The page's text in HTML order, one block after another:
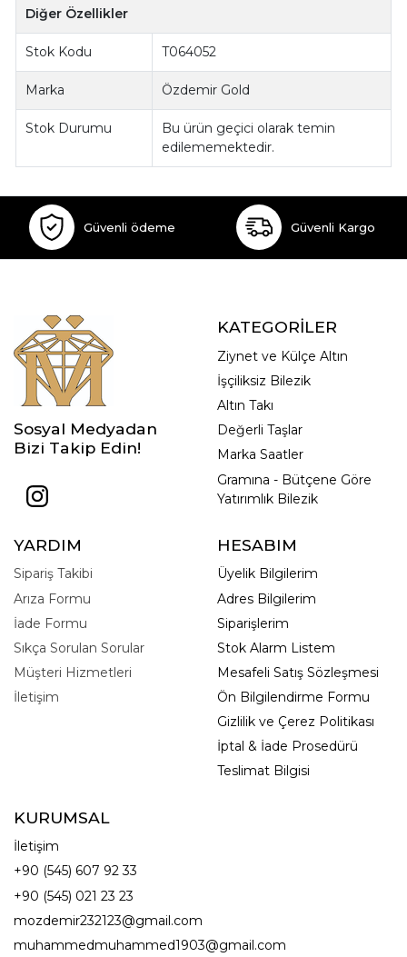
Diğer Özellikler
Stok Kodu T064052
Marka Özdemir Gold
Stok Durumu
Bu ürün geçici olarak temin
edilememektedir.
Güvenli ödeme Güvenli Kargo
Sosyal Medyadan
Bizi Takip Edin!
KATEGORİLER
Ziynet ve Külçe Altın
İşçiliksiz Bilezik
Altın Takı
Değerli Taşlar
Marka Saatler
Gramına - Bütçene Göre
Yatırımlık Bilezik
YARDIM
Sipariş Takibi
Arıza Formu
İade Formu
Sıkça Sorulan Sorular
Müşteri Hizmetleri
İletişim
HESABIM
Üyelik Bilgilerim
Adres Bilgilerim
Siparişlerim
Stok Alarm Listem
Mesafeli Satış Sözleşmesi
Ön Bilgilendirme Formu
Gizlilik ve Çerez Politikası
İptal & İade Prosedürü
Teslimat Bilgisi
KURUMSAL
İletişim
+90 (545) 607 92 33
+90 (545) 021 23 23
mozdemir232123@gmail.com
muhammedmuhammed1903@gmail.com